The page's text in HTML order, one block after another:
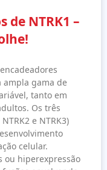
de NTRK1 –
ampla gama de
tanto em
Os três
e NTRK3)
celular.
ou hiperexpressão